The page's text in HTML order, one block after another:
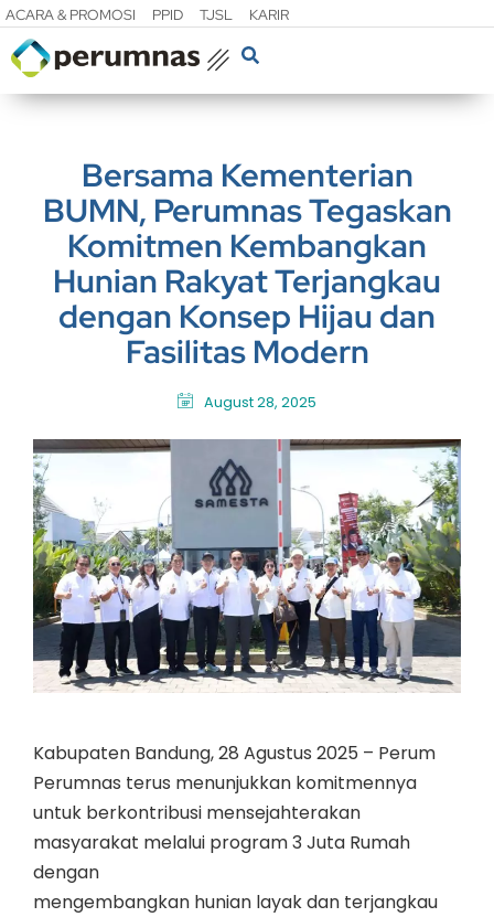
ACARA & PROMOSI PPID TJSL KARIR
Bersama Kementerian
BUMN, Perumnas Tegaskan
Komitmen Kembangkan
Hunian Rakyat Terjangkau
dengan Konsep Hijau dan
Fasilitas Modern
August 28, 2025
Kabupaten Bandung, 28 Agustus 2025 – Perum
Perumnas terus menunjukkan komitmennya
untuk berkontribusi mensejahterakan
masyarakat melalui program 3 Juta Rumah
dengan
mengembangkan hunian layak dan terjangkau